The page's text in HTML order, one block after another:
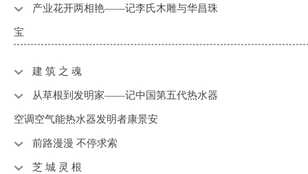
产业花开两相艳——记李氏木雕与华昌珠
宝
建 筑 之 魂
从草根到发明家——记中国第五代热水器
空调空气能热水器发明者康景安
前路漫漫 不停求索
芝 城 灵 根